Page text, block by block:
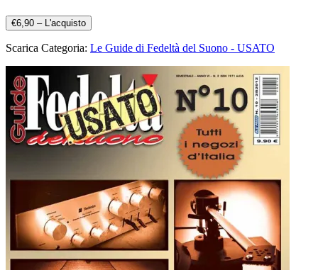
€6,90 – L'acquisto
Scarica Categoria: Le Guide di Fedeltà del Suono - USATO